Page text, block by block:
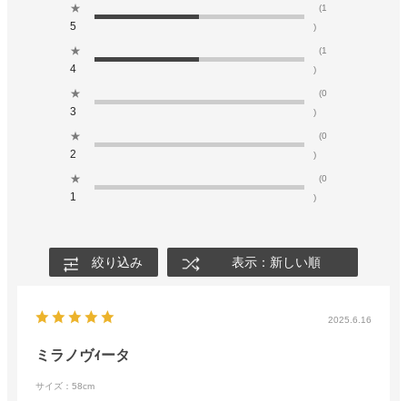
★
5
(1
)
★
4
(1
)
★
3
(0
)
★
2
(0
)
★
1
(0
)
絞り込み 表示：新しい順
2025.6.16
ミラノヴｨータ
サイズ：58cm